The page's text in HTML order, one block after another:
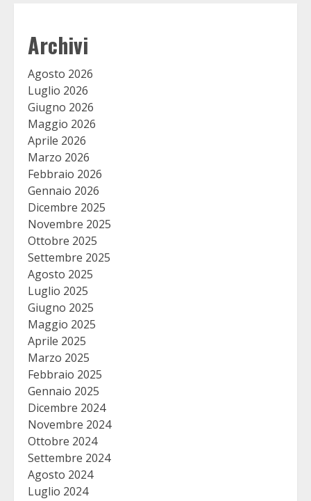
Archivi
Agosto 2026
Luglio 2026
Giugno 2026
Maggio 2026
Aprile 2026
Marzo 2026
Febbraio 2026
Gennaio 2026
Dicembre 2025
Novembre 2025
Ottobre 2025
Settembre 2025
Agosto 2025
Luglio 2025
Giugno 2025
Maggio 2025
Aprile 2025
Marzo 2025
Febbraio 2025
Gennaio 2025
Dicembre 2024
Novembre 2024
Ottobre 2024
Settembre 2024
Agosto 2024
Luglio 2024